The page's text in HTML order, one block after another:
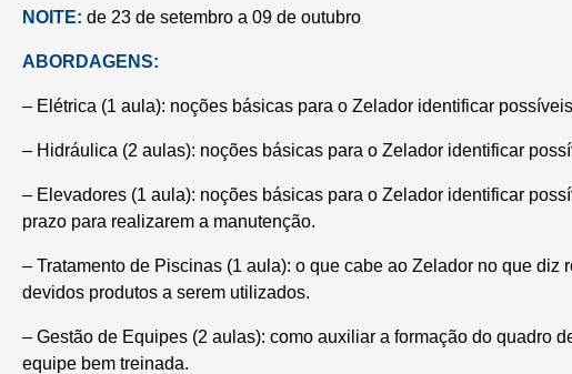
NOITE: de 23 de setembro a 09 de outubro
ABORDAGENS:
– Elétrica (1 aula): noções básicas para o Zelador identificar
– Hidráulica (2 aulas): noções básicas para o Zelador identificar
– Elevadores (1 aula): noções básicas para o Zelador identificar
prazo para realizarem a manutenção.
– Tratamento de Piscinas (1 aula): o que cabe ao Zelador no que
devidos produtos a serem utilizados.
– Gestão de Equipes (2 aulas): como auxiliar a formação do quadro
equipe bem treinada.